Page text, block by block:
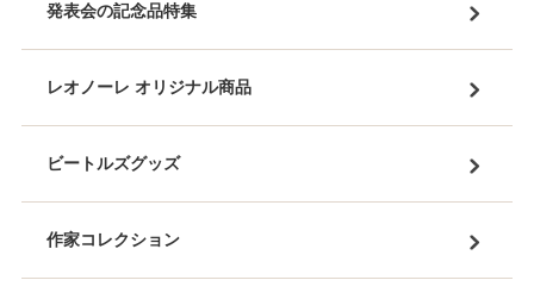
発表会の記念品特集
レオノーレ オリジナル商品
ビートルズグッズ
作家コレクション